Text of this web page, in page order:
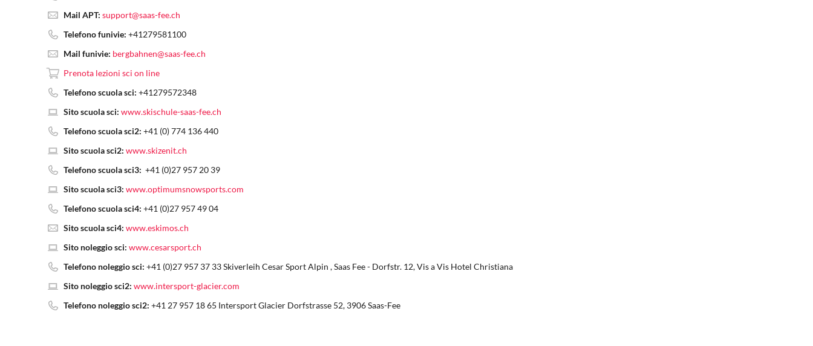
Mail APT: support@saas-fee.ch
Telefono funivie: +41279581100
Mail funivie: bergbahnen@saas-fee.ch
Prenota lezioni sci on line
Telefono scuola sci: +41279572348
Sito scuola sci: www.skischule-saas-fee.ch
Telefono scuola sci2: +41 (0) 774 136 440
Sito scuola sci2: www.skizenit.ch
Telefono scuola sci3: +41 (0)27 957 20 39
Sito scuola sci3: www.optimumsnowsports.com
Telefono scuola sci4: +41 (0)27 957 49 04
Sito scuola sci4: www.eskimos.ch
Sito noleggio sci: www.cesarsport.ch
Telefono noleggio sci: +41 (0)27 957 37 33 Skiverleih Cesar Sport Alpin , Saas Fee - Dorfstr. 12, Vis a Vis Hotel Christiana
Sito noleggio sci2: www.intersport-glacier.com
Telefono noleggio sci2: +41 27 957 18 65 Intersport Glacier Dorfstrasse 52, 3906 Saas-Fee